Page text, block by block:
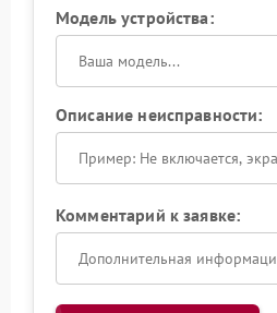
Модель устройства:
Описание неисправности:
Комментарий к заявке: